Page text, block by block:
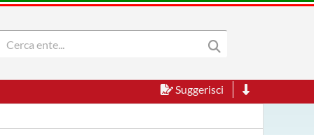
Suggerisci